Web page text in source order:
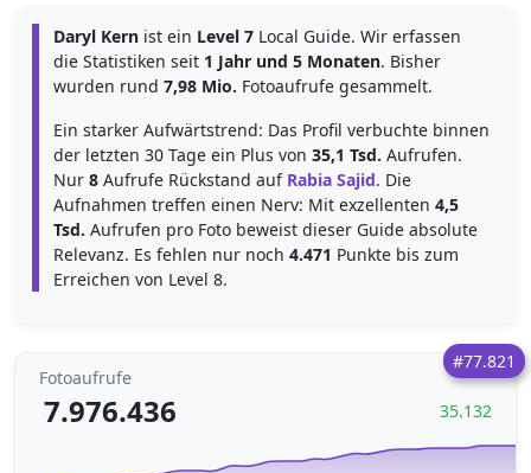
Daryl Kern ist ein Level 7 Local Guide. Wir erfassen
die Statistiken seit 1 Jahr und 5 Monaten. Bisher
wurden rund 7,98 Mio. Fotoaufrufe gesammelt.
Ein starker Aufwärtstrend: Das Profil verbuchte binnen
der letzten 30 Tage ein Plus von 35,1 Tsd. Aufrufen.
Nur 8 Aufrufe Rückstand auf Rabia Sajid. Die
Aufnahmen treffen einen Nerv: Mit exzellenten 4,5
Tsd. Aufrufen pro Foto beweist dieser Guide absolute
Relevanz. Es fehlen nur noch 4.471 Punkte bis zum
Erreichen von Level 8.
#77.821
Fotoaufrufe
7.976.436 35.132